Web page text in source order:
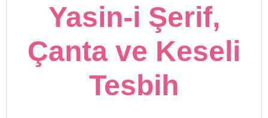
Yasin-i Şerif,
Çanta ve Keseli
Tesbih